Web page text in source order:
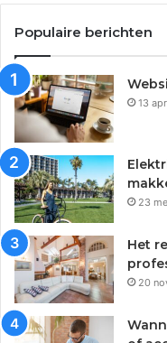
Populaire berichten
13
23
Het
20